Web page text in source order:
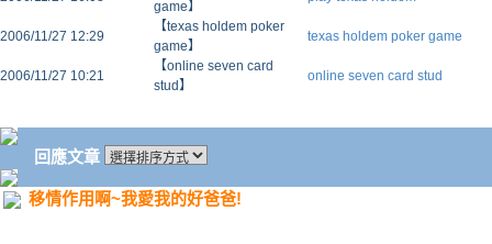
game】
2006/11/27 12:29
【texas holdem poker
game】
texas holdem poker game
2006/11/27 10:21
【online seven card
stud】
online seven card stud
回應文章
移情作用啊~我愛我的好爸爸!